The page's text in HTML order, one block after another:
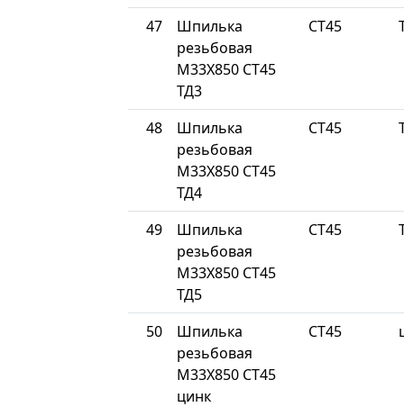
47
Шпилька
резьбовая
М33Х850 СТ45
ТД3
СТ45
48
Шпилька
резьбовая
М33Х850 СТ45
ТД4
СТ45
49
Шпилька
резьбовая
М33Х850 СТ45
ТД5
СТ45
50
Шпилька
резьбовая
М33Х850 СТ45
цинк
СТ45